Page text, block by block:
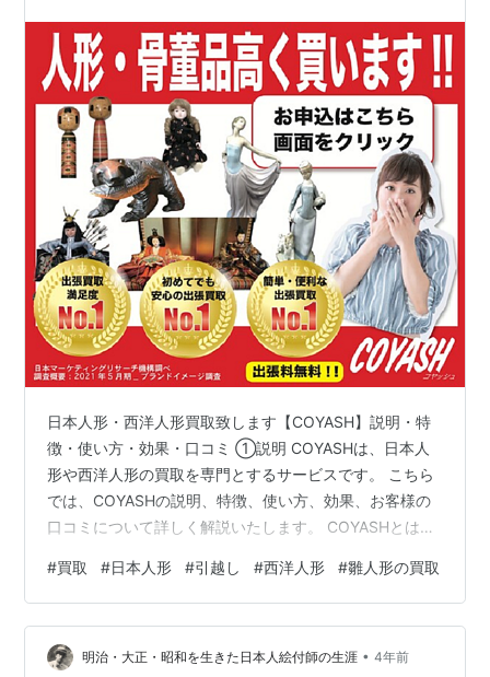
日本人形・西洋人形買取致します【COYASH】説明・特
徴・使い方・効果・口コミ ①説明 COYASHは、日本人
形や西洋人形の買取を専門とするサービスです。 こちら
では、COYASHの説明、特徴、使い方、効果、お客様の
口コミについて詳しく解説いたします。 COYASHとは
スです。 日本人形や西洋人形は、それぞれの文化や歴史
を反映した芸術作品であり、 時には家宝として大切にさ
れることもあります。 しかし、所有者が変わる場合や手
放すことを決意した際には、 適切な買取先を見つけるこ
#買取 #日本人形 #引越し #西洋人形 #雛人形の買取
明治・大正・昭和を生きた日本人絵付師の生涯 • 4年前